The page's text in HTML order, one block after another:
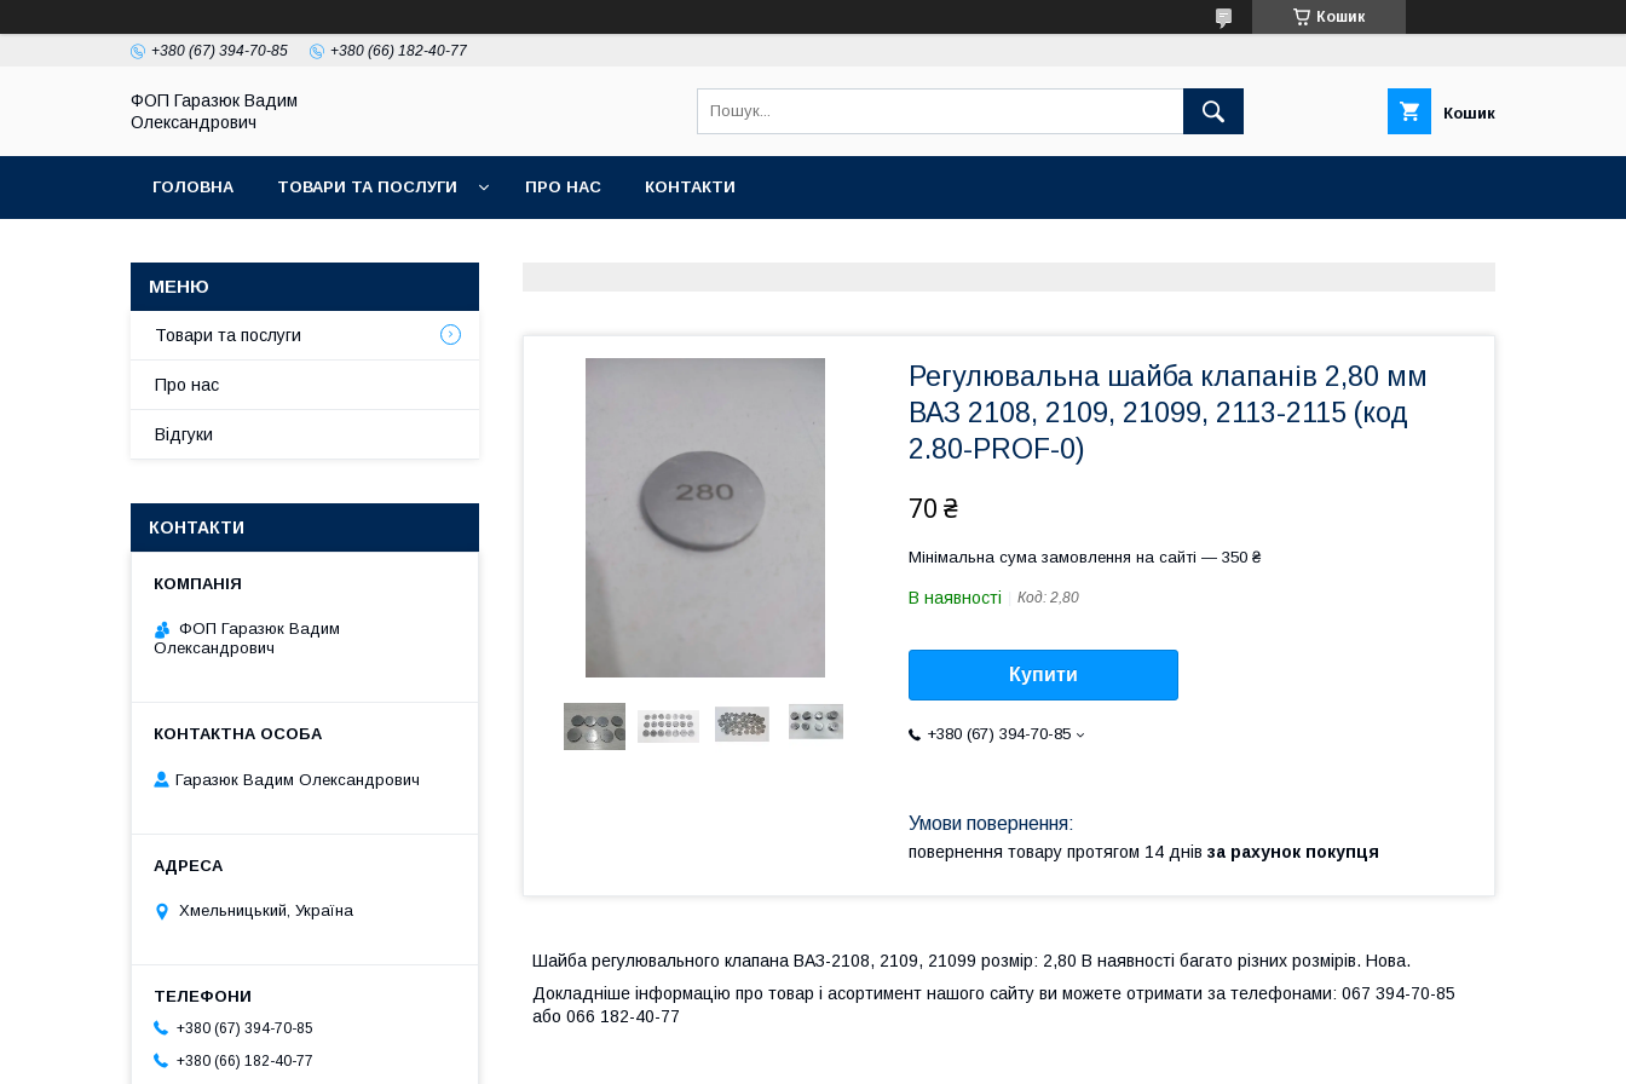
Кошик
+380 (67) 394-70-85 +380 (66) 182-40-77
ФОП Гаразюк Вадим
Олександрович
Кошик
ГОЛОВНА ТОВАРИ ТА ПОСЛУГИ ПРО НАС КОНТАКТИ
Регулювальна шайба клапанів 2,80 мм
ВАЗ 2108, 2109, 21099, 2113-2115 (код
2.80-PROF-0)
70 ₴
Мінімальна сума замовлення на сайті — 350 ₴
В наявності Код: 2,80
Купити
+380 (67) 394-70-85
повернення товару протягом 14 днів за рахунок покупця
Шайба регулювального клапана ВАЗ-2108, 2109, 21099 розмір: 2,80 В наявності багато різних розмірів. Нова.
Докладніше інформацію про товар і асортимент нашого сайту ви можете отримати за телефонами: 067 394-70-85
або 066 182-40-77
Товари та послуги
Про нас
Відгуки
КОНТАКТИ
ФОП Гаразюк Вадим
Олександрович
Гаразюк Вадим Олександрович
Хмельницький, Україна
+380 (67) 394-70-85
+380 (66) 182-40-77